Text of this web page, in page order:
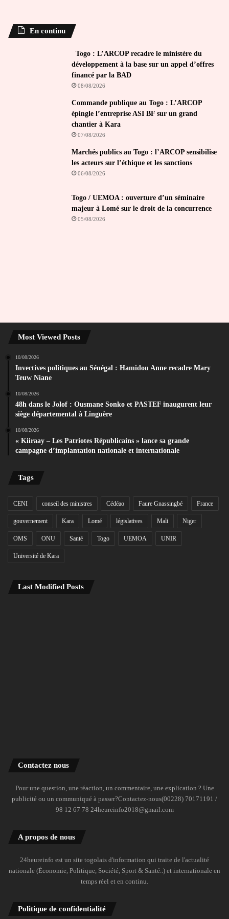
En continu
Togo : L’ARCOP recadre le ministère du
développement à la base sur un appel d’offres
financé par la BAD
08/08/2026
Commande publique au Togo : L’ARCOP
épingle l’entreprise ASI BF sur un grand
chantier à Kara
07/08/2026
Marchés publics au Togo : l’ARCOP sensibilise
les acteurs sur l’éthique et les sanctions
06/08/2026
Togo / UEMOA : ouverture d’un séminaire
majeur à Lomé sur le droit de la concurrence
05/08/2026
Most Viewed Posts
10/08/2026
Invectives politiques au Sénégal : Hamidou Anne recadre Mary
Teuw Niane
10/08/2026
48h dans le Jolof : Ousmane Sonko et PASTEF inaugurent leur
siège départemental à Linguère
10/08/2026
« Kiiraay – Les Patriotes Républicains » lance sa grande
campagne d’implantation nationale et internationale
Tags
CENI conseil des ministres Cédéao Faure Gnassingbé France
gouvernement Kara Lomé législatives Mali Niger
OMS ONU Santé Togo UEMOA UNIR
Université de Kara
Last Modified Posts
Contactez nous
Pour une question, une réaction, un commentaire, une explication ? Une
publicité ou un communiqué à passer?Contactez-nous(00228) 70171191 /
98 12 67 78 24heureinfo2018@gmail.com
A propos de nous
24heureinfo est un site togolais d'information qui traite de l'actualité
nationale (Économie, Politique, Société, Sport & Santé..) et internationale en
temps réel et en continu.
Politique de confidentialité